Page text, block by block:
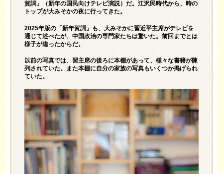
賀詞」（新年の国民向けテレビ演説）だ。江沢民時代から、時の
トップが大みそかの夜に行ってきた。
2025年版の「新年賀詞」も、大みそかに習近平主席がテレビを
通じて述べたが、中国政治の専門家たちは驚いた。前回までとは
様子が違ったからだ。
以前の写真では、習主席の後ろに本棚があって、様々な書籍が陳
列されていた。また本棚に自分の家族の写真もいくつか掲げられ
ていた。